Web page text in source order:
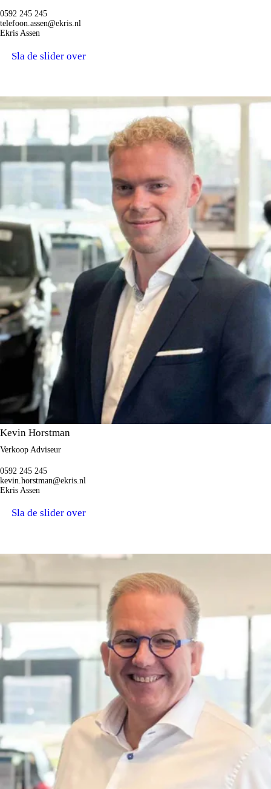
0592 245 245
telefoon.assen@ekris.nl
Ekris Assen
ZOEKEN MET U MEE NAAR UW DROOM AUTO.
Sla de slider over
Kevin Horstman
Verkoop Adviseur
0592 245 245
kevin.horstman@ekris.nl
Ekris Assen
WIJ STAAN VOOR U KLAAR.
Sla de slider over